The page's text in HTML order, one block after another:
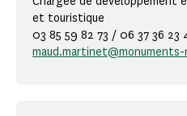
et touristique
03 85 59 82 73 / 06 37 36 23